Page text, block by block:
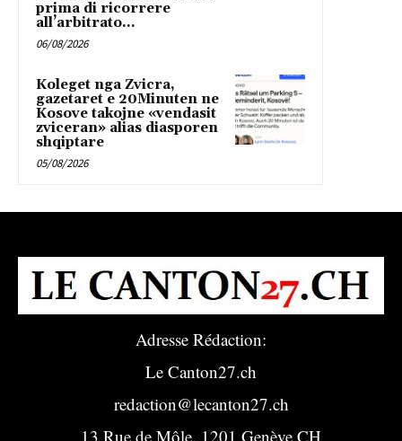
prima di ricorrere
all’arbitrato...
06/08/2026
Koleget nga Zvicra,
gazetaret e 20Minuten ne
Kosove takojne «vendasit
zviceran» alias diasporen
shqiptare
05/08/2026
Adresse Rédaction:
Le Canton27.ch
redaction@lecanton27.ch
13 Rue de Môle, 1201 Genève CH